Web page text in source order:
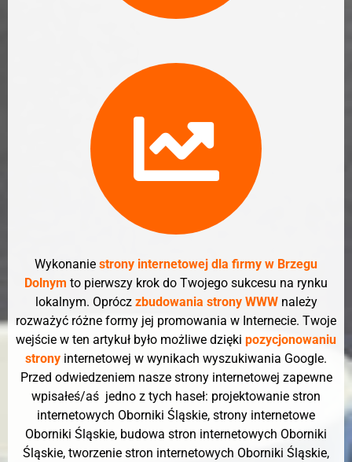
Wykonanie strony internetowej dla firmy w Brzegu
Dolnym to pierwszy krok do Twojego sukcesu na rynku
lokalnym. Oprócz zbudowania strony WWWnależy
rozważyć różne formy jej promowania w Internecie. Twoje
wejście w ten artykuł było możliwe dzięki pozycjonowaniu
strony internetowej w wynikach wyszukiwania Google.
Przed odwiedzeniem nasze strony internetowej zapewne
wpisałeś/aś jedno z tych haseł: projektowanie stron
internetowych Oborniki Śląskie, strony internetowe
Oborniki Śląskie, budowa stron internetowych Oborniki
Śląskie, tworzenie stron internetowych Oborniki Śląskie,